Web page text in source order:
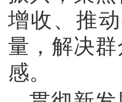
增收、推
量，解决
感。